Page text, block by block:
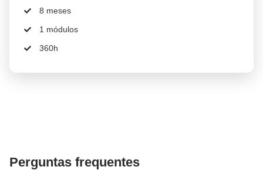
8 meses
1 módulos
360h
Perguntas frequentes